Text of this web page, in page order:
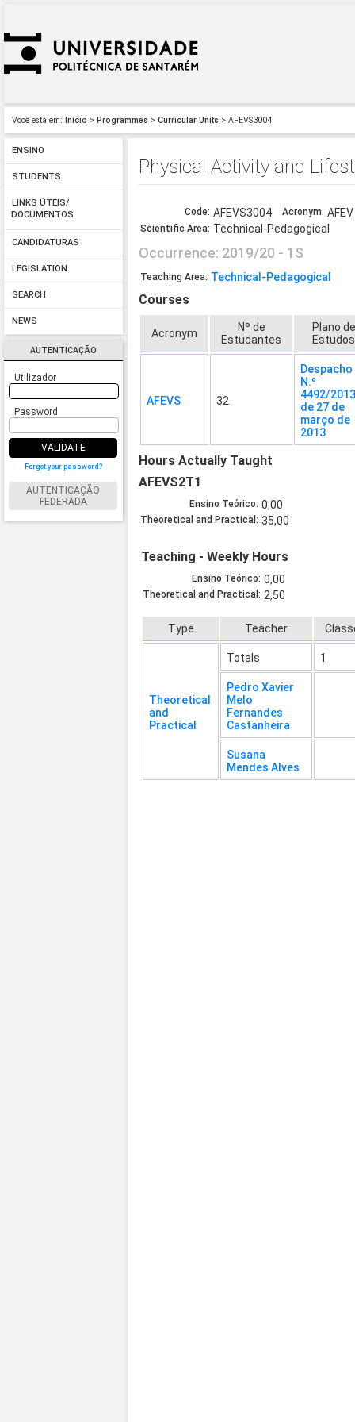
Você está em: Início > Programmes > Curricular Units > AFEVS3004
ENSINO
STUDENTS
LINKS ÚTEIS/
DOCUMENTOS
CANDIDATURAS
LEGISLATION
SEARCH
NEWS
AUTENTICAÇÃO
Utilizador
Password
VALIDATE
Forgot your password?
AUTENTICAÇÃO
FEDERADA
Physical Activity and
Code: AFEVS3004 Acronym: AFEV
Scientific Area: Technical-Pedagogical
Occurrence: 2019/20 - 1S
Teaching Area: Technical-Pedagogical
Courses
Acronym
Nº de
Estudantes
Plano de
Estudos
AFEVS 32
Despacho
N.º
4492/
de 27 de
março de
2013
Hours Actually Taught
AFEVS2T1
Ensino Teórico: 0,00
Theoretical and Practical: 35,00
Teaching - Weekly Hours
Ensino Teórico: 0,00
Theoretical and Practical: 2,50
Type Teacher
Theoretical
and
Practical
Totals 1
Pedro Xavier
Melo
Fernandes
Castanheira
Susana
Mendes Alves